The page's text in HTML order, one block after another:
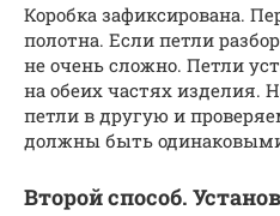
Коробка зафиксирована.
полотна. Если петли
не очень сложно. Петли
на обеих частях изделия.
петли в другую и
должны быть
Второй способ.